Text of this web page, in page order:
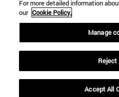
Campus Munich (IESE)
Maria-Theresia-Straße 15
+49 89 24209790
Campus Sao Paulo (IESE)
Rua Martiniano de Carvalho,
For more detailed information
our Cookie Policy.
Manage
Reject
Accept All